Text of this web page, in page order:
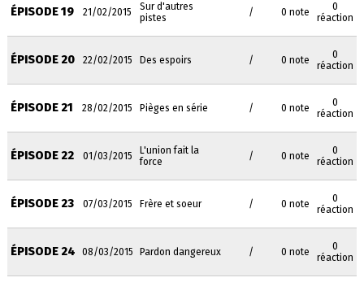
ÉPISODE 19 21/02/2015
Sur d'autres
pistes
/ 0 note
0
réaction
ÉPISODE 20 22/02/2015 Des espoirs / 0 note
0
réaction
ÉPISODE 21 28/02/2015 Pièges en série / 0 note
0
réaction
ÉPISODE 22 01/03/2015
L'union fait la
force
/ 0 note
0
réaction
ÉPISODE 23 07/03/2015 Frère et soeur / 0 note
0
réaction
ÉPISODE 24 08/03/2015 Pardon dangereux / 0 note
0
réaction